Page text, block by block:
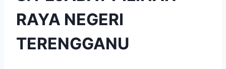
RAYA NEGERI
TERENGGANU